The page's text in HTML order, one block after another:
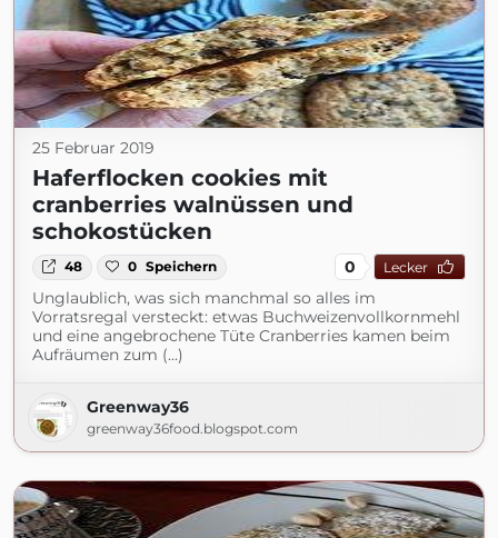
25 Februar 2019
Haferflocken cookies mit
cranberries walnüssen und
schokostücken
48 0 Speichern 0 Lecker
Unglaublich, was sich manchmal so alles im
Vorratsregal versteckt: etwas Buchweizenvollkornmehl
und eine angebrochene Tüte Cranberries kamen beim
Aufräumen zum (...)
Greenway36
greenway36food.blogspot.com